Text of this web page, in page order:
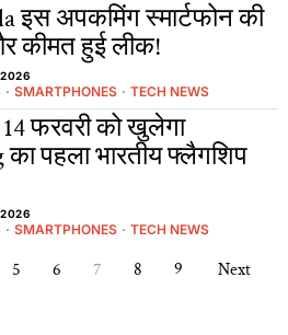
इस अपकमिंग स्मार्टफोन की
कीमत हुई लीक!
· SMARTPHONES · TECH NEWS
फरवरी को खुलेगा
पहला भारतीय फ्लैगशिप
· SMARTPHONES · TECH NEWS
5 6 7 8 9 Next